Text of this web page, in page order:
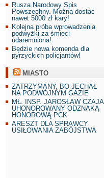
Rusza Narodowy Spis
Powszechny. Można dostać
nawet 5000 zł kary!
Kolejna próba wprowadzenia
podwyżki za śmieci
udaremniona!
Będzie nowa komenda dla
pyrzyckich policjantów!
MIASTO
ZATRZYMANY, BO JECHAŁ
NA PODWÓJNYM GAZIE
MŁ. INSP. JAROSŁAW CZAJA
UHONOROWANY ODZNAKĄ
HONOROWĄ PCK
ARESZT DLA SPRAWCY
USIŁOWANIA ZABÓJSTWA